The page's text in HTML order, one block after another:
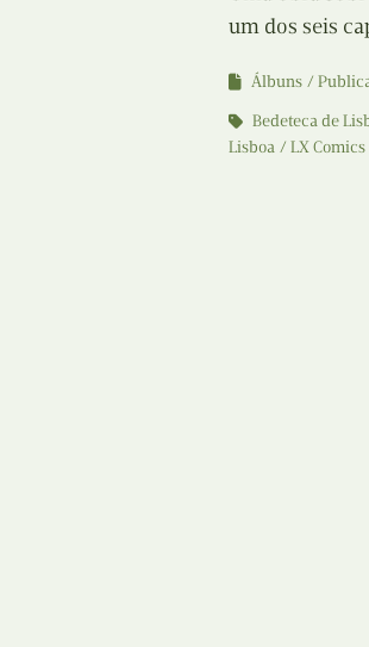
um dos seis
Álbuns
Bedeteca de
Lisboa
LX Comics